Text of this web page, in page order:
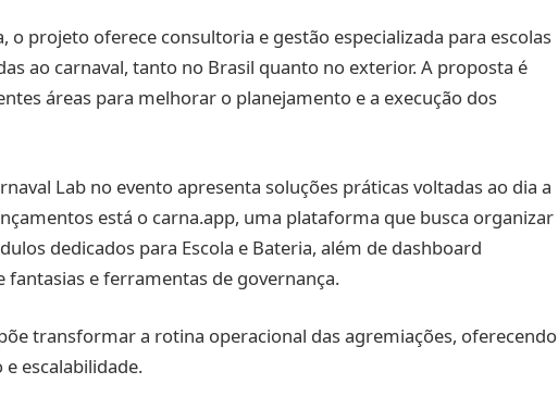
o projeto oferece consultoria e gestão especializada para escolas
ao carnaval, tanto no Brasil quanto no exterior. A proposta é
áreas para melhorar o planejamento e a execução dos
Lab no evento apresenta soluções práticas voltadas ao dia a
está o carna.app, uma plataforma que busca organizar
dedicados para Escola e Bateria, além de dashboard
fantasias e ferramentas de governança.
transformar a rotina operacional das agremiações, oferecendo
escalabilidade.